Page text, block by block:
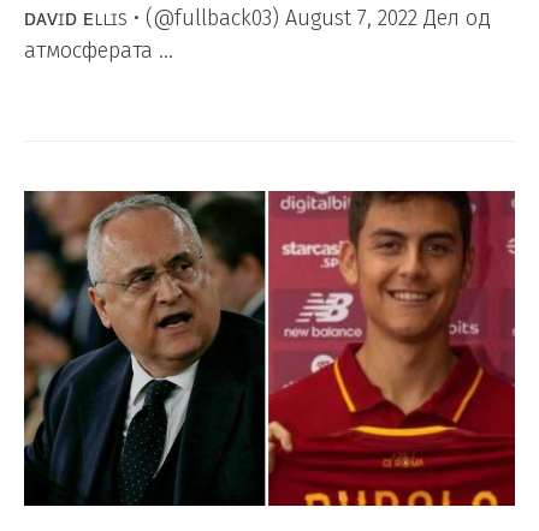
ᴅᴀᴠɪᴅ ᴇʟʟɪs • (@fullback03) August 7, 2022 Дел од
атмосферата …